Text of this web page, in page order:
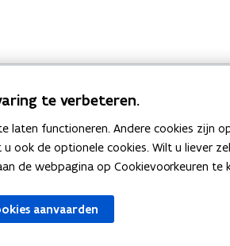
Bekijk
te verbeteren.
laten functioneren. Andere cookies zijn
ook de optionele cookies. Wilt u liever
de webpagina op Cookievoorkeuren
aanvaarden